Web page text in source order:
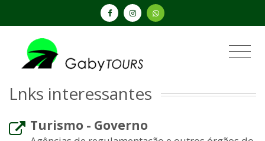
Lnks interessantes
Turismo - Governo